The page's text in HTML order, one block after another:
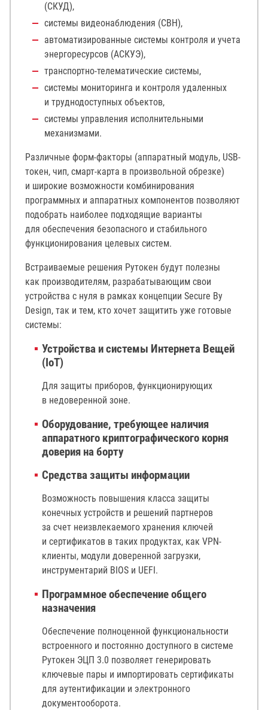
(СКУД),
системы видеонаблюдения (СВН),
автоматизированные системы контроля и учета
энергоресурсов (АСКУЭ),
транспортно-телематические системы,
системы мониторинга и контроля удаленных
и труднодоступных объектов,
системы управления исполнительными
механизмами.
Различные форм-факторы (аппаратный модуль, USB-
токен, чип, смарт-карта в произвольной обрезке)
и широкие возможности комбинирования
программных и аппаратных компонентов позволяют
подобрать наиболее подходящие варианты
для обеспечения безопасного и стабильного
функционирования целевых систем.
Встраиваемые решения Рутокен будут полезны
как производителям, разрабатывающим свои
устройства с нуля в рамках концепции Secure By
Design, так и тем, кто хочет защитить уже готовые
системы:
Устройства и системы Интернета Вещей
(IoT)
Для защиты приборов, функционирующих
в недоверенной зоне.
Оборудование, требующее наличия
аппаратного криптографического корня
доверия на борту
Средства защиты информации
Возможность повышения класса защиты
конечных устройств и решений партнеров
за счет неизвлекаемого хранения ключей
и сертификатов в таких продуктах, как VPN-
клиенты, модули доверенной загрузки,
инструментарий BIOS и UEFI.
Программное обеспечение общего
назначения
Обеспечение полноценной функциональности
встроенного и постоянно доступного в системе
Рутокен ЭЦП 3.0 позволяет генерировать
ключевые пары и импортировать сертификаты
для аутентификации и электронного
документооборота.